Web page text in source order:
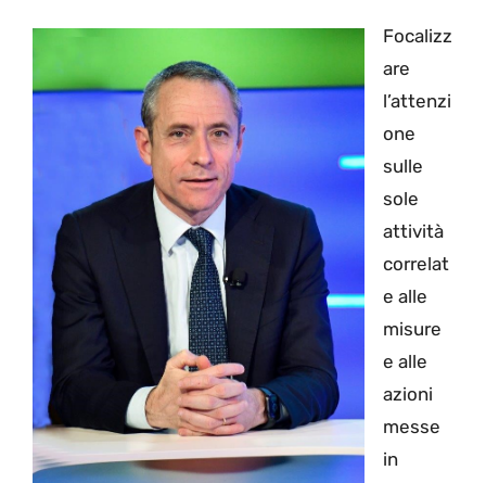
Focalizz
are
l’attenzi
one
sulle
sole
attività
correlat
e alle
misure
e alle
azioni
messe
in